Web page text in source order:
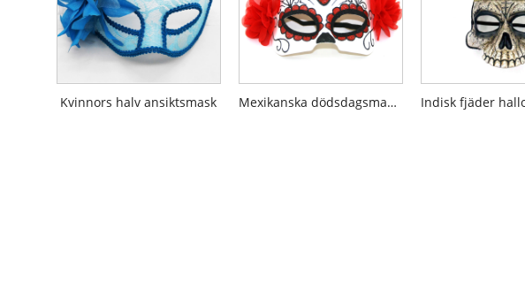
Kvinnors halv ansiktsmask Mexikanska dödsdagsmasker